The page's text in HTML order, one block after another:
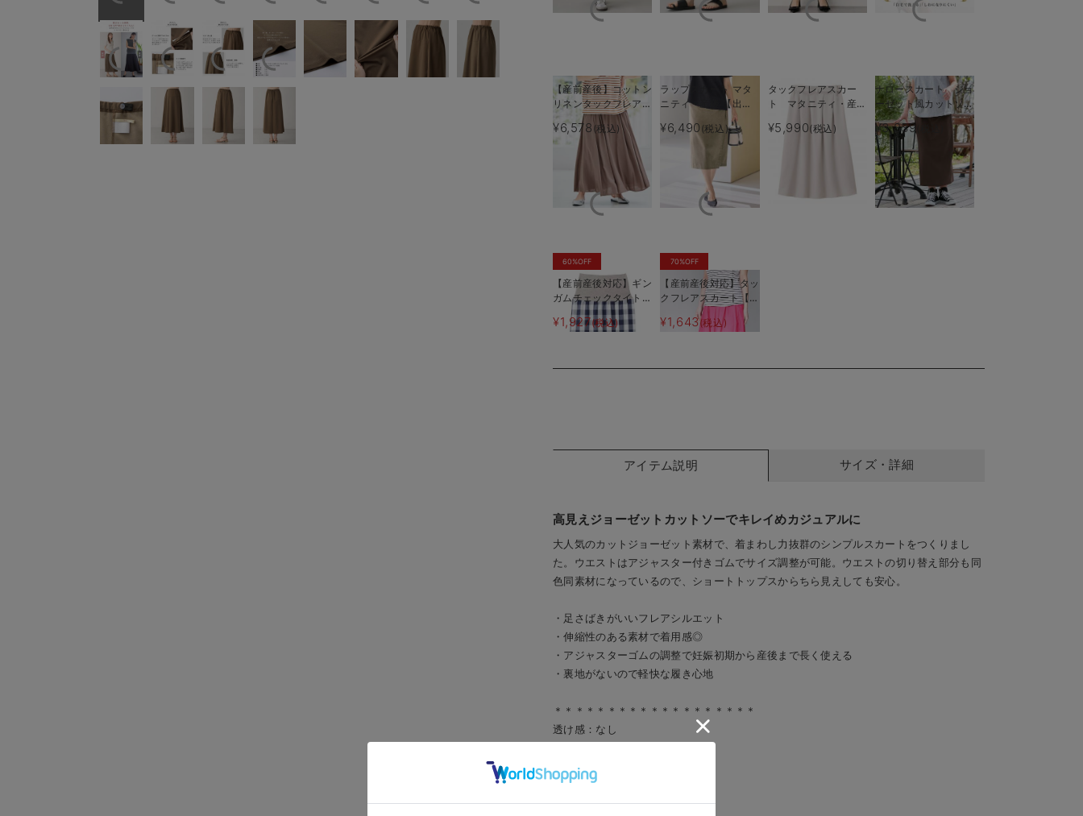
【産前産後】コットン
リネンタックフレアス
カート【出産後も長く
使える】
¥6,578 (税込)
ラップスカート マタ
ニティ・産後 【出産
後も長く使える】
¥6,490 (税込)
タックフレアスカー
ト マタニティ・産後
る】
¥5,990(税込)
ナロースカート ジョ
ーゼット風カットソ
ー
Rosemadame（ロー
ズマダム） マタニテ
ィ・産後
¥3,839
60%OFF
【産前産後対応】ギン
ガムチェックタイトス
カート【出産後も長く
使える】
¥1,927(税込)
70%OFF
【産前産後対応】タッ
クフレアスカート【出
産後も長く使える】
¥1,643(税込)
アイテム説明 サイズ・詳細
高見えジョーゼットカットソーでキレイめカジュアルに
大人気のカットジョーゼット素材で、着まわし力抜群のシンプルスカートをつくりまし
た。ウエストはアジャスター付きゴムでサイズ調整が可能。ウエストの切り替え部分も同
色同素材になっているので、ショートトップスからちら見えしても安心。
・足さばきがいいフレアシルエット
・伸縮性のある素材で着用感◎
・アジャスターゴムの調整で妊娠初期から産後まで長く使える
・裏地がないので軽快な履き心地
＊＊＊＊＊＊＊＊＊＊＊＊＊＊＊＊＊＊＊
透け感：なし
伸縮性：あり
光沢感：なし
生地の厚さ：普通
お気に入り商品を確認する